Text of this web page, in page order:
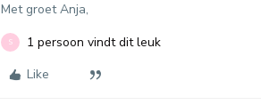
Met groet Anja,
S
1 persoon vindt dit leuk
Like